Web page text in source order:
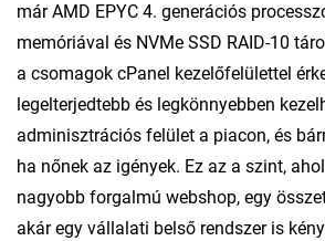
már AMD EPYC 4. generációs
memóriával és NVMe SSD RAID-10
a csomagok cPanel kezelőfelülettel
legelterjedtebb és legkönnyebben
adminisztrációs felület a piacon, és
ha nőnek az igények. Ez az a szint,
nagyobb forgalmú webshop, egy
akár egy vállalati belső rendszer is